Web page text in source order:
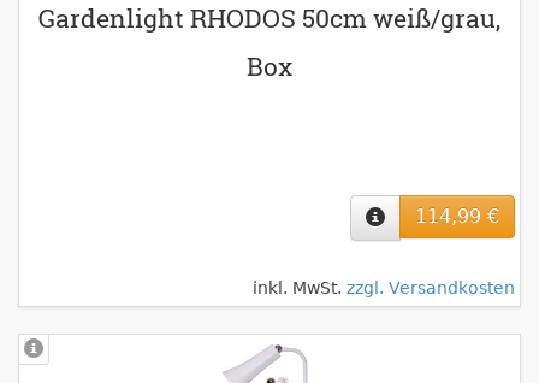
Gardenlight RHODOS 50cm weiß/grau,
Box
114,99 €
inkl. MwSt. zzgl. Versandkosten